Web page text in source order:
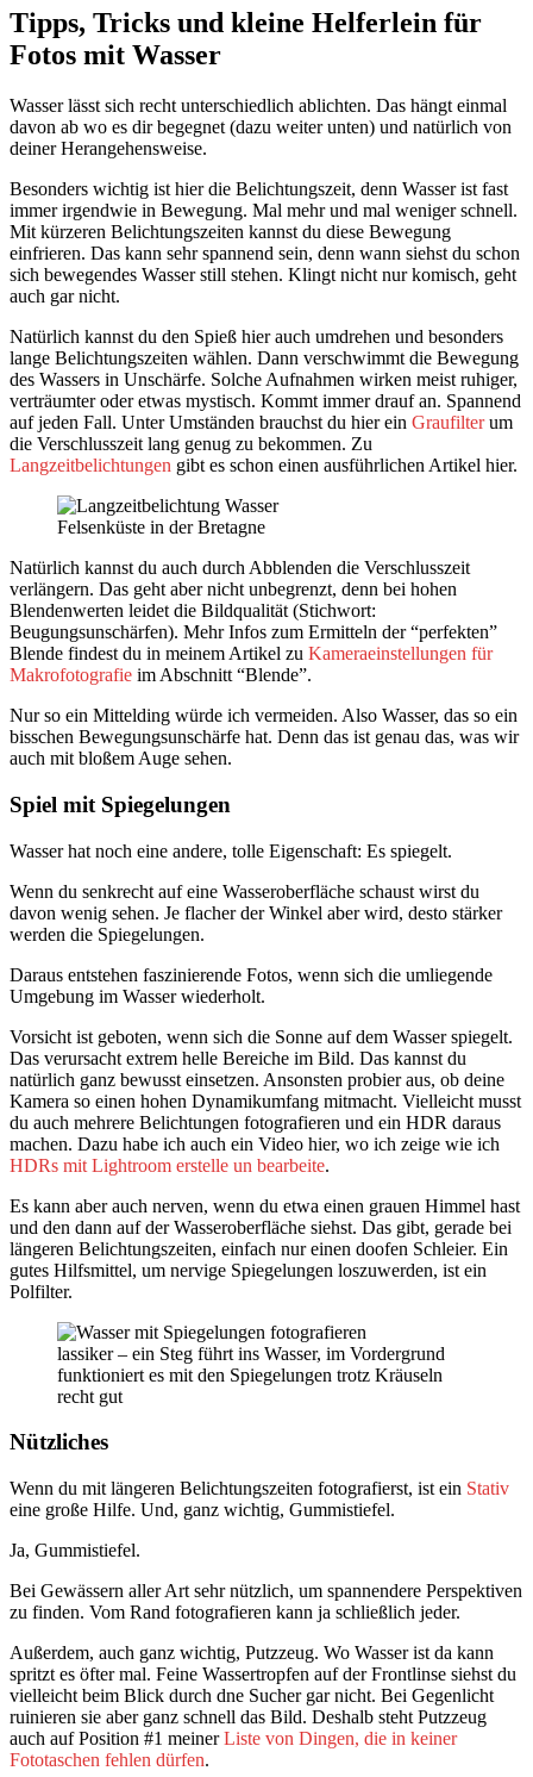
Tipps, Tricks und kleine Helferlein für
Fotos mit Wasser
Wasser lässt sich recht unterschiedlich ablichten. Das hängt einmal
davon ab wo es dir begegnet (dazu weiter unten) und natürlich von
deiner Herangehensweise.
Besonders wichtig ist hier die Belichtungszeit, denn Wasser ist fast
immer irgendwie in Bewegung. Mal mehr und mal weniger schnell.
Mit kürzeren Belichtungszeiten kannst du diese Bewegung
einfrieren. Das kann sehr spannend sein, denn wann siehst du schon
sich bewegendes Wasser still stehen. Klingt nicht nur komisch, geht
auch gar nicht.
Natürlich kannst du den Spieß hier auch umdrehen und besonders
lange Belichtungszeiten wählen. Dann verschwimmt die Bewegung
des Wassers in Unschärfe. Solche Aufnahmen wirken meist ruhiger,
verträumter oder etwas mystisch. Kommt immer drauf an. Spannend
auf jeden Fall. Unter Umständen brauchst du hier ein Graufilterum
die Verschlusszeit lang genug zu bekommen. Zu
Langzeitbelichtungen gibt es schon einen ausführlichen Artikel hier.
Felsenküste in der Bretagne
Natürlich kannst du auch durch Abblenden die Verschlusszeit
verlängern. Das geht aber nicht unbegrenzt, denn bei hohen
Blendenwerten leidet die Bildqualität (Stichwort:
Beugungsunschärfen). Mehr Infos zum Ermitteln der “perfekten”
Blende findest du in meinem Artikel zu Kameraeinstellungen für
Makrofotografie im Abschnitt “Blende”.
Nur so ein Mittelding würde ich vermeiden. Also Wasser, das so ein
bisschen Bewegungsunschärfe hat. Denn das ist genau das, was wir
auch mit bloßem Auge sehen.
Spiel mit Spiegelungen
Wasser hat noch eine andere, tolle Eigenschaft: Es spiegelt.
Wenn du senkrecht auf eine Wasseroberfläche schaust wirst du
davon wenig sehen. Je flacher der Winkel aber wird, desto stärker
werden die Spiegelungen.
Daraus entstehen faszinierende Fotos, wenn sich die umliegende
Umgebung im Wasser wiederholt.
Vorsicht ist geboten, wenn sich die Sonne auf dem Wasser spiegelt.
Das verursacht extrem helle Bereiche im Bild. Das kannst du
natürlich ganz bewusst einsetzen. Ansonsten probier aus, ob deine
Kamera so einen hohen Dynamikumfang mitmacht. Vielleicht musst
du auch mehrere Belichtungen fotografieren und ein HDR daraus
machen. Dazu habe ich auch ein Video hier, wo ich zeige wie ich
HDRs mit Lightroom erstelle un bearbeite.
Es kann aber auch nerven, wenn du etwa einen grauen Himmel hast
und den dann auf der Wasseroberfläche siehst. Das gibt, gerade bei
längeren Belichtungszeiten, einfach nur einen doofen Schleier. Ein
gutes Hilfsmittel, um nervige Spiegelungen loszuwerden, ist ein
Polfilter.
lassiker – ein Steg führt ins Wasser, im Vordergrund
funktioniert es mit den Spiegelungen trotz Kräuseln
recht gut
Nützliches
Wenn du mit längeren Belichtungszeiten fotografierst, ist ein Stativ
eine große Hilfe. Und, ganz wichtig, Gummistiefel.
Ja, Gummistiefel.
Bei Gewässern aller Art sehr nützlich, um spannendere Perspektiven
zu finden. Vom Rand fotografieren kann ja schließlich jeder.
Außerdem, auch ganz wichtig, Putzzeug. Wo Wasser ist da kann
spritzt es öfter mal. Feine Wassertropfen auf der Frontlinse siehst du
vielleicht beim Blick durch dne Sucher gar nicht. Bei Gegenlicht
ruinieren sie aber ganz schnell das Bild. Deshalb steht Putzzeug
auch auf Position #1 meinerListe von Dingen, die in keiner
Fototaschen fehlen dürfen.